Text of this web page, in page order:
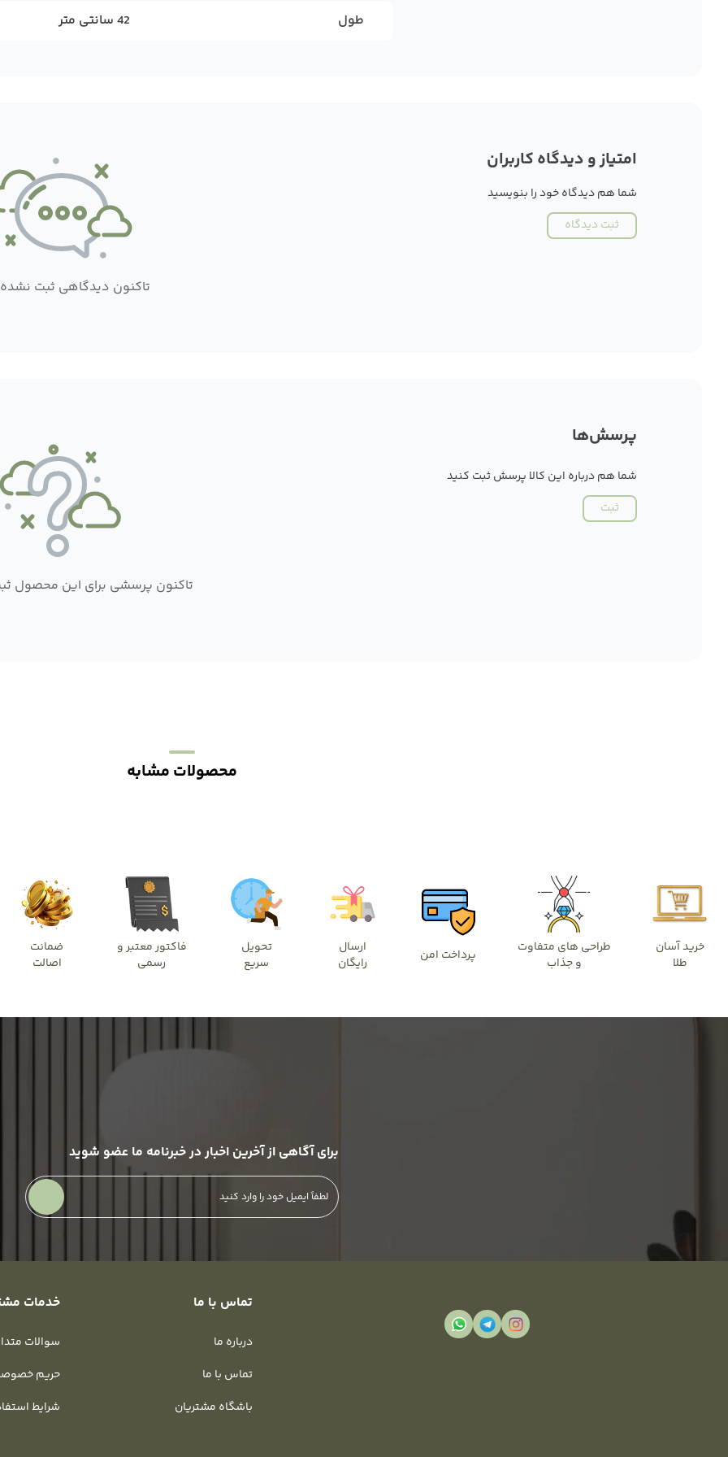
طول 42 سانتی متر
امتیاز و دیدگاه کاربران
شما هم دیدگاه خود را بنویسید
ثبت دیدگاه
تاکنون دیدگاهی ثبت
پرسش‌ها
شما هم درباره این کالا پرسش ثبت کنید
ثبت
تاکنون پرسشی برای این محصول
محصولات مشابه
خرید آسان
طلا
طراحی های متفاوت
و جذاب
پرداخت امن
ارسال
رایگان
تحویل
سریع
فاکتور معتبر و
رسمی
ضمانت
اصالت
برای آگاهی از آخرین اخبار در خبرنامه ما عضو شوید
تماس با ما
درباره ما
تماس با ما
باشگاه مشتریان
خدمات
سوالات
حریم
شرایط